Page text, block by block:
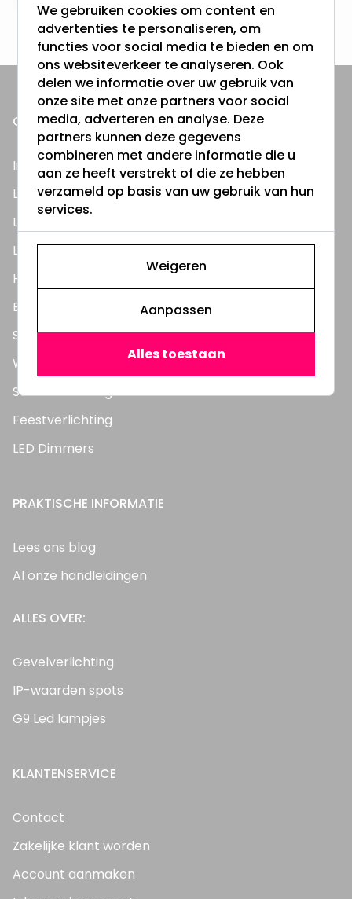
3000m2 - 60.000+ Producten
ONZE PRODUCTEN
Inbouwspots
LED Lampen
LED TL Buizen
LED Panelen
Highbay's / Ufo's
Bouwlampen
Straatlampen
Wandlampen
Solar verlichting
Feestverlichting
LED Dimmers
PRAKTISCHE INFORMATIE
Lees ons blog
Al onze handleidingen
ALLES OVER:
Gevelverlichting
IP-waarden spots
G9 Led lampjes
KLANTENSERVICE
Contact
Zakelijke klant worden
Account aanmaken
We gebruiken cookies om content en
advertenties te personaliseren, om
functies voor social media te bieden en om
ons websiteverkeer te analyseren. Ook
delen we informatie over uw gebruik van
onze site met onze partners voor social
media, adverteren en analyse. Deze
partners kunnen deze gegevens
combineren met andere informatie die u
aan ze heeft verstrekt of die ze hebben
verzameld op basis van uw gebruik van hun
services.
Weigeren
Aanpassen
Alles toestaan